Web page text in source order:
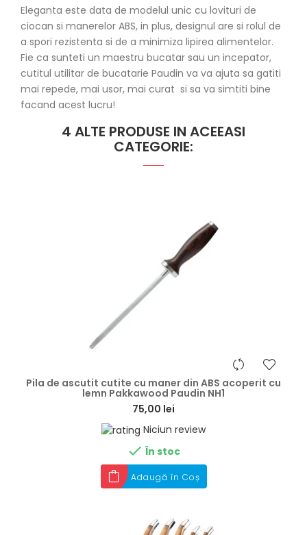
Eleganta este data de modelul unic cu lovituri de
ciocan si manerelor ABS, in plus, designul are si rolul de
a spori rezistenta si de a minimiza lipirea alimentelor.
Fie ca sunteti un maestru bucatar sau un incepator,
cutitul utilitar de bucatarie Paudin va va ajuta sa gatiti
mai repede, mai usor, mai curat si sa va simtiti bine
facand acest lucru!
4 ALTE PRODUSE IN ACEEASI
CATEGORIE:
Pila de ascutit cutite cu maner din ABS acoperit cu
lemn Pakkawood Paudin NH1
75,00 lei
Niciun review
 În stoc
Adaugă în Coș